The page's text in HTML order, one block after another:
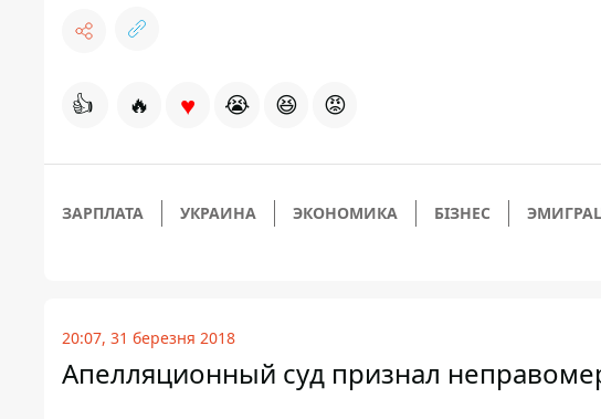
👍 🔥 ♥ 😭 😆 😡
ЗАРПЛАТА УКРАИНА ЭКОНОМИКА БІЗНЕС
20:07, 31 березня 2018
Апелляционный суд признал